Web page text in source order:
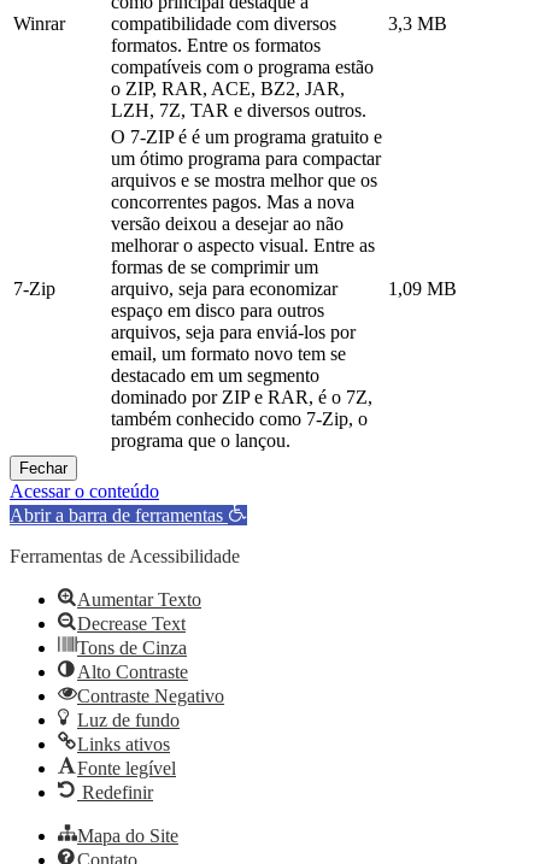
Winrar
compatibilidade com diversos
formatos. Entre os formatos
compatíveis com o programa estão
o ZIP, RAR, ACE, BZ2, JAR,
LZH, 7Z, TAR e diversos outros.
3,3 MB
7-Zip
O 7-ZIP é é um programa gratuito e
um ótimo programa para compactar
arquivos e se mostra melhor que os
concorrentes pagos. Mas a nova
versão deixou a desejar ao não
melhorar o aspecto visual. Entre as
formas de se comprimir um
arquivo, seja para economizar
espaço em disco para outros
arquivos, seja para enviá-los por
email, um formato novo tem se
destacado em um segmento
dominado por ZIP e RAR, é o 7Z,
também conhecido como 7-Zip, o
programa que o lançou.
1,09 MB
Fechar
Acessar o conteúdo
Abrir a barra de ferramentas
Ferramentas de Acessibilidade
Aumentar Texto
Decrease Text
Tons de Cinza
Alto Contraste
Contraste Negativo
Luz de fundo
Links ativos
Fonte legível
Redefinir
Mapa do Site
Contato